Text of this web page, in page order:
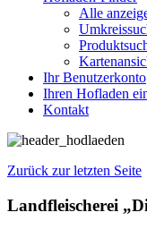
Alle
Ihr Benutzerkonto
Ihren Hofladen
Kontakt
Zurück zur letzten Seite
Landfleischerei